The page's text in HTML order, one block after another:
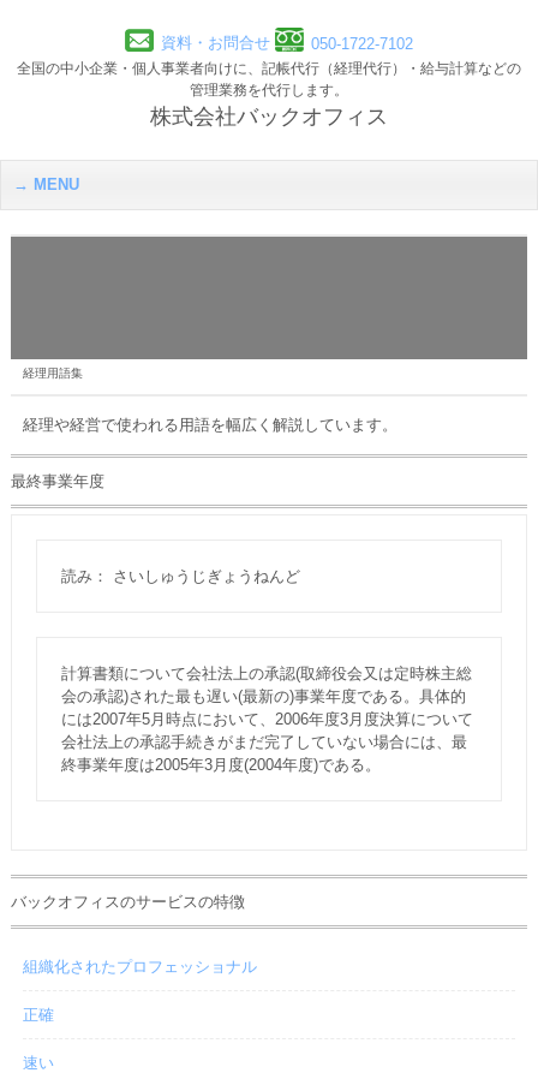
資料・お問合せ 050-1722-7102
全国の中小企業・個人事業者向けに、記帳代行（経理代行）・給与計算などの
管理業務を代行します。
株式会社バックオフィス
MENU
経理用語集
経理や経営で使われる用語を幅広く解説しています。
最終事業年度
読み： さいしゅうじぎょうねんど
計算書類について会社法上の承認(取締役会又は定時株主総
会の承認)された最も遅い(最新の)事業年度である。具体的
には2007年5月時点において、2006年度3月度決算について
会社法上の承認手続きがまだ完了していない場合には、最
終事業年度は2005年3月度(2004年度)である。
バックオフィスのサービスの特徴
組織化されたプロフェッショナル
正確
速い